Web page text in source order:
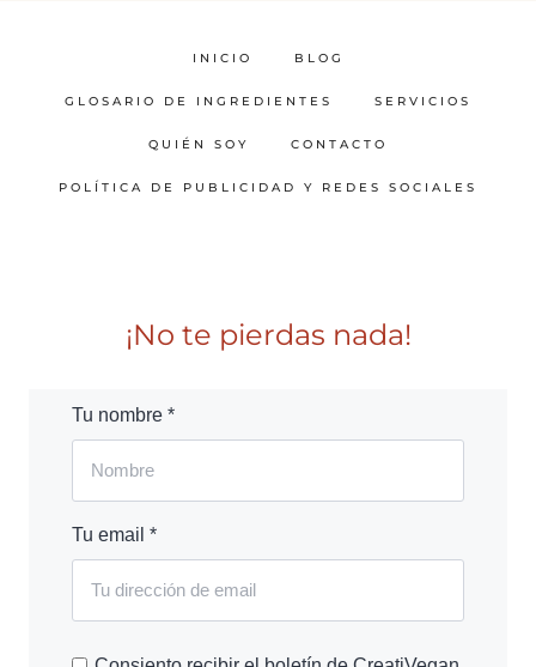
INICIO BLOG
GLOSARIO DE INGREDIENTES SERVICIOS
QUIÉN SOY CONTACTO
POLÍTICA DE PUBLICIDAD Y REDES SOCIALES
¡No te pierdas nada!
Tu nombre *
Tu email *